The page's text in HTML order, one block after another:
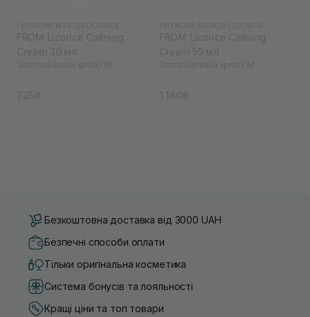
Безкоштовна доставка від 3000 UAH
Безпечні способи оплати
Тільки оригінальна косметика
Система бонусів та лояльності
Кращі ціни та топ товари